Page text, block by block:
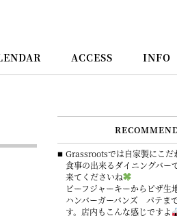
ACCESS INFO
Grassrootsでは自家製にこだ
食事の出来るダイニングバー
来てくださいね
ビーフジャーキーからピザ
ハンバーガーバンズ パテま
す。店内もこんな感じですよ